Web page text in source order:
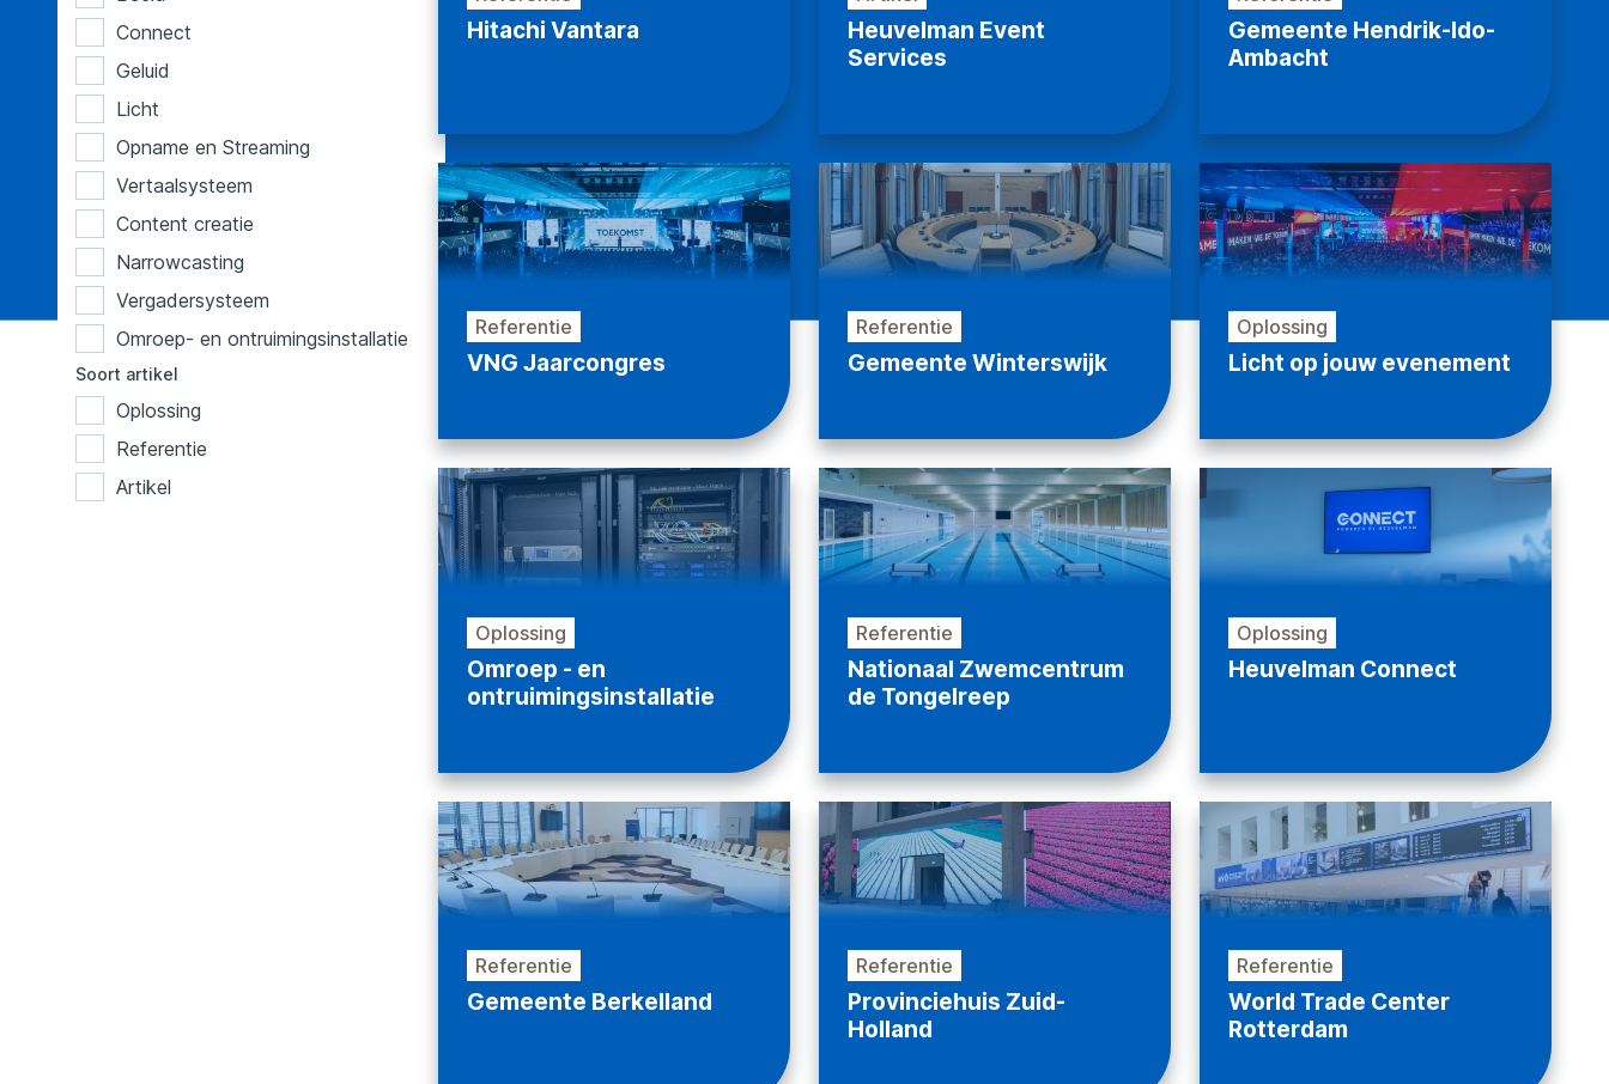
Connect
Geluid
Licht
Opname en Streaming
Vertaalsysteem
Content creatie
Narrowcasting
Vergadersysteem
Omroep- en ontruimingsinstallatie
Soort artikel
Oplossing
Referentie
Artikel
Hitachi Vantara
Heuvelman Event
Services
Gemeente Hendrik-Ido-
Ambacht
Referentie
VNG Jaarcongres
Referentie
Gemeente Winterswijk
Oplossing
Licht op jouw evenement
Oplossing
Omroep - en
ontruimingsinstallatie
Referentie
Nationaal Zwemcentrum
de Tongelreep
Oplossing
Heuvelman Connect
Referentie
Gemeente Berkelland
Referentie
Provinciehuis Zuid-
Holland
Referentie
World Trade Center
Rotterdam